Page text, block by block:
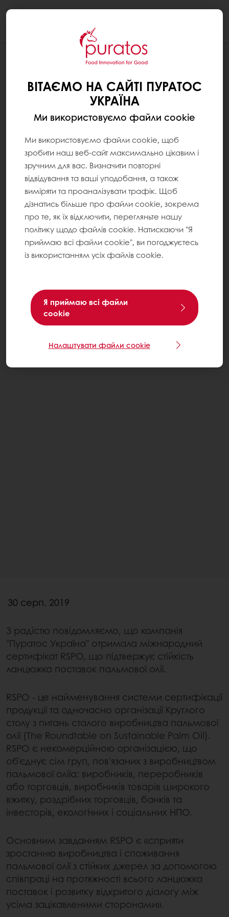
ОТРИМАННЯ МІЖНАРОДНОГО
СЕРТИФІКАТУ RSPO
30 серп. 2019
З радістю повідомляємо, що компанія
"Пуратос Україна" отримала міжнародний
сертифікат RSPO, що підтвержує стійкість
ланцюжка поставок пальмової олії.
RSPO - це найменування системи сертифікації
продукції та одночасно організації Круглого
столу з питань сталого виробництва пальмової
олії (The Roundtable on Sustainable Palm Oil).
RSPO є некомерційною організацією, що
об'єднує сім груп, пов'язаних з виробництвом
пальмової оліїа: виробників, переробників
або торговців, виробників товарів широкого
вжитку, роздрібних торговців, банків та
інвесторів, екологічних і соціальних НПО.
Основним завданням RSPO є «сприяти
зростанню виробництва і споживання
пальмової олії з стійких джерел за допомогою
співпраці на протяжності всього ланцюжка
поставок і розвитку відкритого діалогу між
усіма зацікавленими сторонами».
ВІТАЄМО НА САЙТІ ПУРАТОС
УКРАЇНА
Ми використовуємо файли cookie
Ми використовуємо файли cookie, щоб
зробити наш веб-сайт максимально цікавим і
зручним для вас. Визначити повторні
відвідування та ваші уподобання, а також
виміряти та проаналізувати трафік. Щоб
дізнатись більше про файли cookie, зокрема
про те, як їх відключити, перегляньте нашу
політику щодо файлів cookie. Натискаючи "Я
приймаю всі файли cookie", ви погоджуєтесь
із використанням усіх файлів cookie.
Я приймаю всі файли
cookie
Налаштувати файли cookie